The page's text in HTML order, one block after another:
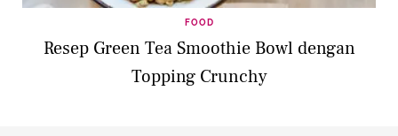
FOOD
Resep Green Tea Smoothie Bowl dengan
Topping Crunchy